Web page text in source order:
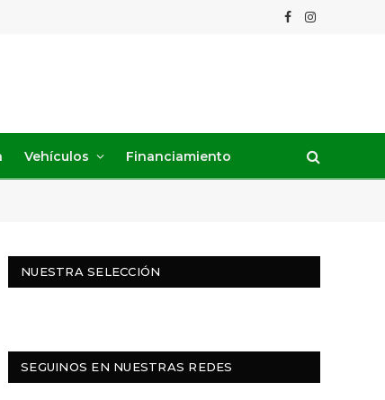
Facebook
Instagram
Vehículos Financiamiento
NUESTRA SELECCIÓN
SEGUINOS EN NUESTRAS REDES